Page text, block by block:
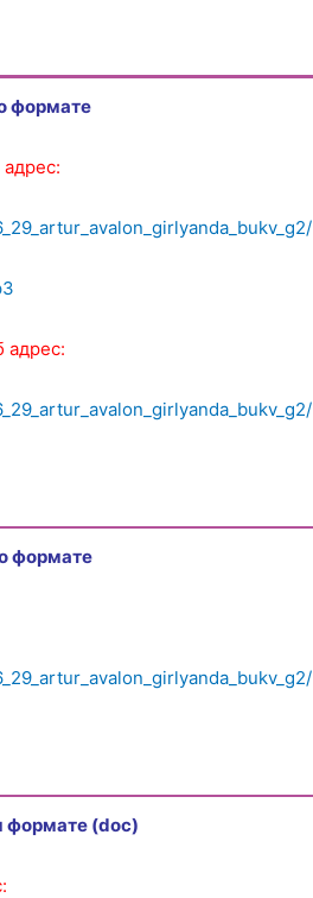
формате
адрес:
формате
формате (doc)